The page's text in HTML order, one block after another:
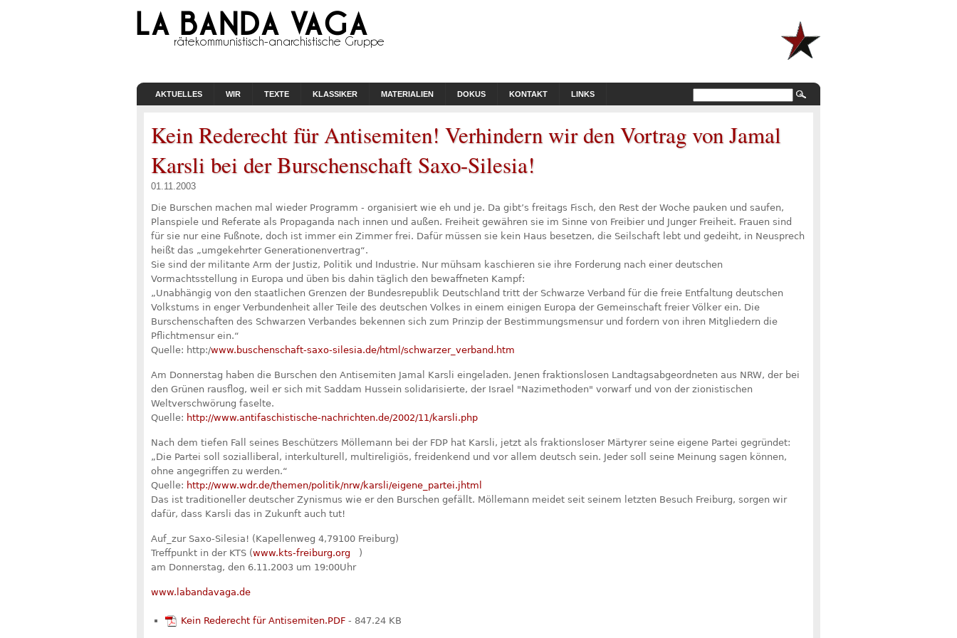
AKTUELLES WIR TEXTE KLASSIKER MATERIALIEN DOKUS KONTAKT LINKS
Kein Rederecht für Antisemiten! Verhindern wir den Vortrag von Jamal
Karsli bei der Burschenschaft Saxo-Silesia!
01.11.2003
Die Burschen machen mal wieder Programm - organisiert wie eh und je. Da gibt’s freitags Fisch, den Rest der Woche pauken und saufen,
Planspiele und Referate als Propaganda nach innen und außen. Freiheit gewähren sie im Sinne von Freibier und Junger Freiheit. Frauen sind
für sie nur eine Fußnote, doch ist immer ein Zimmer frei. Dafür müssen sie kein Haus besetzen, die Seilschaft lebt und gedeiht, in Neusprech
heißt das „umgekehrter Generationenvertrag“.
Sie sind der militante Arm der Justiz, Politik und Industrie. Nur mühsam kaschieren sie ihre Forderung nach einer deutschen
Vormachtsstellung in Europa und üben bis dahin täglich den bewaffneten Kampf:
„Unabhängig von den staatlichen Grenzen der Bundesrepublik Deutschland tritt der Schwarze Verband für die freie Entfaltung deutschen
Volkstums in enger Verbundenheit aller Teile des deutschen Volkes in einem einigen Europa der Gemeinschaft freier Völker ein. Die
Burschenschaften des Schwarzen Verbandes bekennen sich zum Prinzip der Bestimmungsmensur und fordern von ihren Mitgliedern die
Pflichtmensur ein.“
Quelle: http:/www.buschenschaft-saxo-silesia.de/html/schwarzer_verband.htm
Am Donnerstag haben die Burschen den Antisemiten Jamal Karsli eingeladen. Jenen fraktionslosen Landtagsabgeordneten aus NRW, der bei
den Grünen rausflog, weil er sich mit Saddam Hussein solidarisierte, der Israel "Nazimethoden" vorwarf und von der zionistischen
Weltverschwörung faselte.
Quelle: http://www.antifaschistische-nachrichten.de/2002/11/karsli.php
Nach dem tiefen Fall seines Beschützers Möllemann bei der FDP hat Karsli, jetzt als fraktionsloser Märtyrer seine eigene Partei gegründet:
„Die Partei soll sozialliberal, interkulturell, multireligiös, freidenkend und vor allem deutsch sein. Jeder soll seine Meinung sagen können,
ohne angegriffen zu werden.“
Quelle: http://www.wdr.de/themen/politik/nrw/karsli/eigene_partei.jhtml
Das ist traditioneller deutscher Zynismus wie er den Burschen gefällt. Möllemann meidet seit seinem letzten Besuch Freiburg, sorgen wir
dafür, dass Karsli das in Zukunft auch tut!
Auf_zur Saxo-Silesia! (Kapellenweg 4,79100 Freiburg)
Treffpunkt in der KTS (www.kts-freiburg.org
)
am Donnerstag, den 6.11.2003 um 19:00Uhr
www.labandavaga.de
Kein Rederecht für Antisemiten.PDF - 847.24 KB